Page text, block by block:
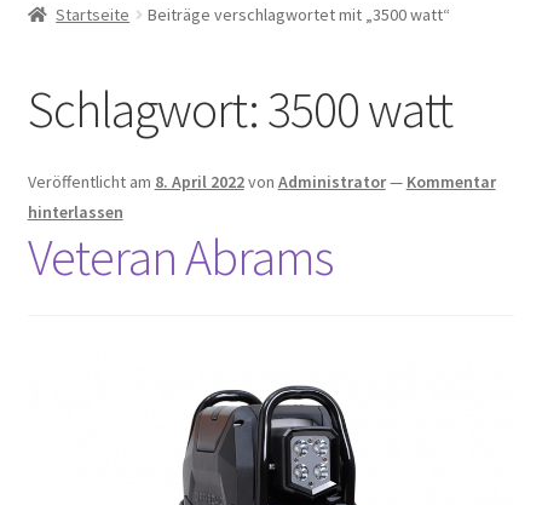
Vorsicht Internetbetrug
Über FunShop
öffnen
Impressum
Startseite Beiträge verschlagwortet mit „3500 watt“
Schlagwort:3500 watt
Veröffentlicht am 8. April 2022von Administrator— Kommentar
hinterlassen
Veteran Abrams